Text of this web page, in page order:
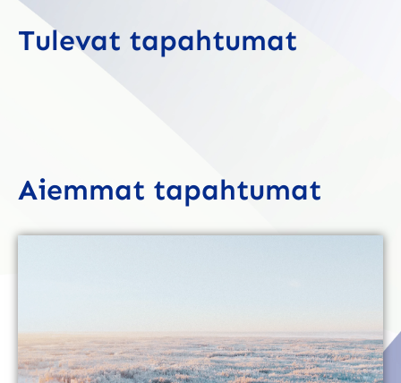
Tulevat tapahtumat
Aiemmat tapahtumat